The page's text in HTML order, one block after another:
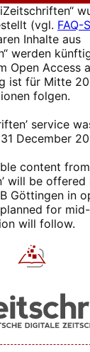
(vgl. FAQ-
Inhalte aus
werden
Open Access
ist für Mitte
folgen.
service
December
content from
will be offered
Göttingen in
for
will follow.